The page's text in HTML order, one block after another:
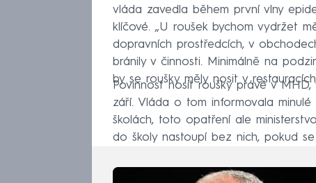
vláda zavedla během první vlny
klíčové. „U roušek bychom vydržet
dopravních prostředcích, v
bránily v činnosti. Minimálně na
by se roušky měly nosit v
Povinnost nosit roušky právě v
září. Vláda o tom informovala
školách, toto opatření ale
do školy nastoupí bez nich, pokud